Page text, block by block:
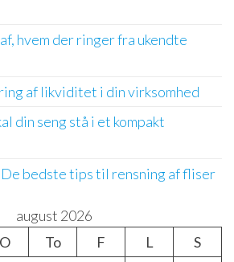
hvem der ringer fra ukendte
af likviditet i din virksomhed
din seng stå i et kompakt
bedste tips til rensning af fliser
august 2026
O To F L
S